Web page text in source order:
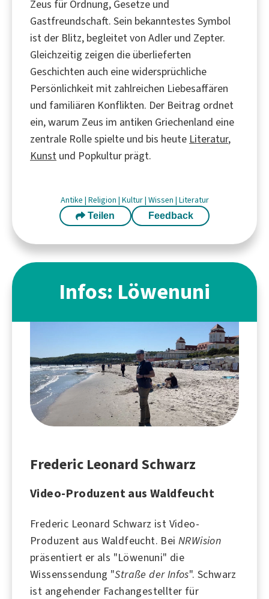
Zeus für Ordnung, Gesetze und
Gastfreundschaft. Sein bekanntestes Symbol
ist der Blitz, begleitet von Adler und Zepter.
Gleichzeitig zeigen die überlieferten
Geschichten auch eine widersprüchliche
Persönlichkeit mit zahlreichen Liebesaffären
und familiären Konflikten. Der Beitrag ordnet
ein, warum Zeus im antiken Griechenland eine
zentrale Rolle spielte und bis heute Literatur,
Kunst und Popkultur prägt.
Antike | Religion | Kultur| Wissen | Literatur
Teilen Feedback
Infos: Löwenuni
Frederic Leonard Schwarz
Video-Produzent aus Waldfeucht
Frederic Leonard Schwarz ist Video-
Produzent aus Waldfeucht. BeiNRWision
präsentiert er als "Löwenuni" die
Wissenssendung "Straße der Infos". Schwarz
ist angehender Fachangestellter für